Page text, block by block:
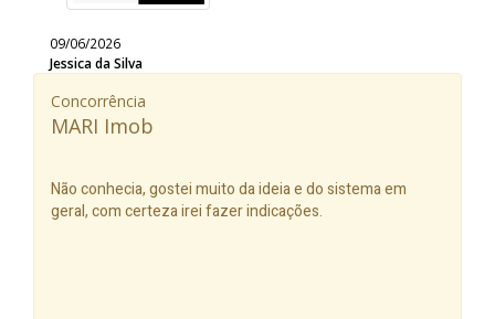
09/06/2026
Jessica da Silva
Concorrência
MARI Imob
Não conhecia, gostei muito da ideia e do sistema em
geral, com certeza irei fazer indicações.